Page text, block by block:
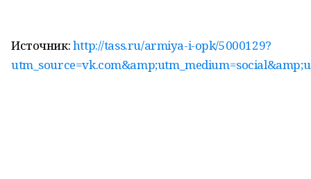
Источник:http://tass.ru/armiya-i-opk/5000129?